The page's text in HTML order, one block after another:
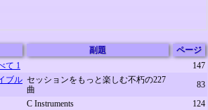
副題
ページ
て 1
147
ブル セッションをもっと楽しむ不朽の227
曲
83
C Instruments 124